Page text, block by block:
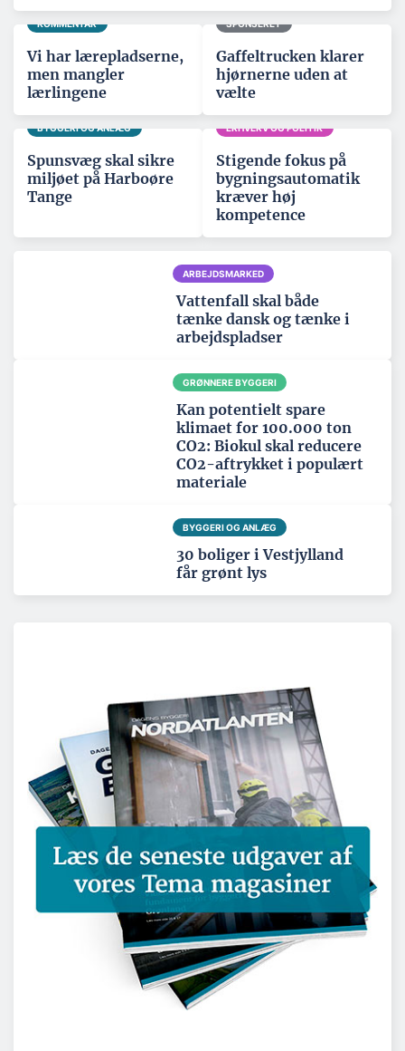
KOMMENTAR
Vi har lærepladserne,
men mangler
lærlingene
SPONSERET
Gaffeltrucken klarer
hjørnerne uden at
vælte
BYGGERI OG ANLÆG
Spunsvæg skal sikre
miljøet på Harboøre
Tange
ERHVERV OG POLITIK
Stigende fokus på
bygningsautomatik
kræver høj
kompetence
ARBEJDSMARKED
Vattenfall skal både
tænke dansk og tænke i
arbejdspladser
GRØNNERE BYGGERI
Kan potentielt spare
klimaet for 100.000 ton
CO2: Biokul skal reducere
CO2-aftrykket i populært
materiale
BYGGERI OG ANLÆG
30 boliger i Vestjylland
får grønt lys